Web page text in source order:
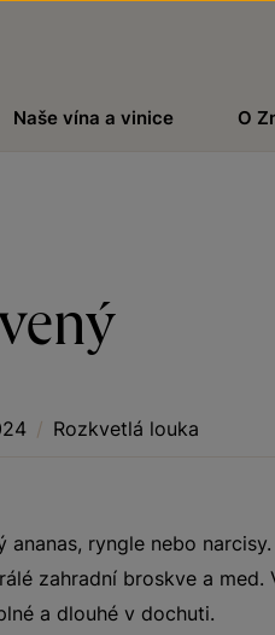
Naše vína a vinice O
/ Rozkvetlá louka
ryngle nebo
zahradní broskve a med.
a dlouhé v dochuti.